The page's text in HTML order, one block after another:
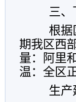
三、
根据
期我区西
量：阿里
温：全区
生产